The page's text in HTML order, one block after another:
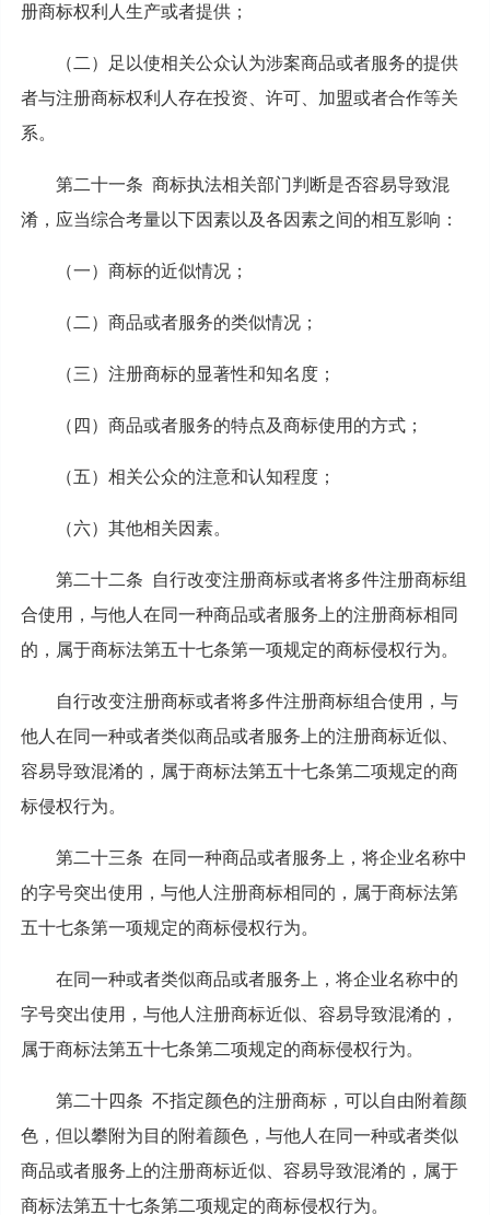
册商标权利人生产或者提供；
（二）足以使相关公众认为涉案商品或者服务的提供
者与注册商标权利人存在投资、许可、加盟或者合作等关
系。
第二十一条 商标执法相关部门判断是否容易导致混
淆，应当综合考量以下因素以及各因素之间的相互影响：
（一）商标的近似情况；
（二）商品或者服务的类似情况；
（三）注册商标的显著性和知名度；
（四）商品或者服务的特点及商标使用的方式；
（五）相关公众的注意和认知程度；
（六）其他相关因素。
第二十二条 自行改变注册商标或者将多件注册商标组
合使用，与他人在同一种商品或者服务上的注册商标相同
的，属于商标法第五十七条第一项规定的商标侵权行为。
自行改变注册商标或者将多件注册商标组合使用，与
他人在同一种或者类似商品或者服务上的注册商标近似、
容易导致混淆的，属于商标法第五十七条第二项规定的商
标侵权行为。
第二十三条 在同一种商品或者服务上，将企业名称中
的字号突出使用，与他人注册商标相同的，属于商标法第
五十七条第一项规定的商标侵权行为。
在同一种或者类似商品或者服务上，将企业名称中的
字号突出使用，与他人注册商标近似、容易导致混淆的，
属于商标法第五十七条第二项规定的商标侵权行为。
第二十四条 不指定颜色的注册商标，可以自由附着颜
色，但以攀附为目的附着颜色，与他人在同一种或者类似
商品或者服务上的注册商标近似、容易导致混淆的，属于
商标法第五十七条第二项规定的商标侵权行为。